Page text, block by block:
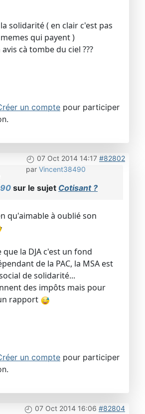
solidarité ( en clair c'est pas
qui payent )
avis cà tombe du ciel ???
un compte pour participer
07 Oct 2014 14:17 #82802
par Vincent38490
sur le sujet Cotisant ?
qu'aimable à oublié son
la DJA c'est un fond
de la PAC, la MSA est
de solidarité...
des impôts mais pour
rapport
un compte pour participer
07 Oct 2014 16:06 #82804